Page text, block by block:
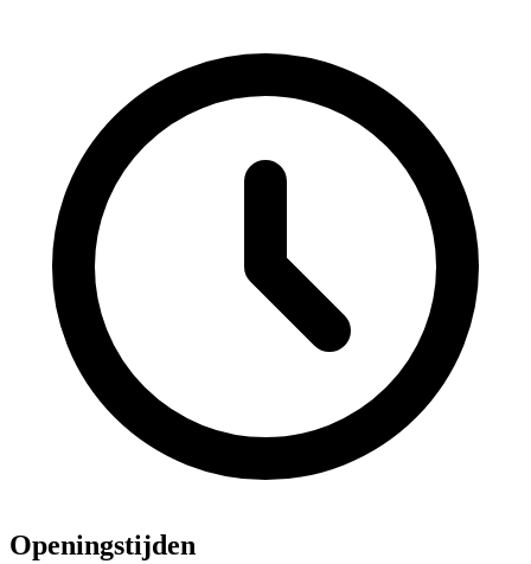
Openingstijden